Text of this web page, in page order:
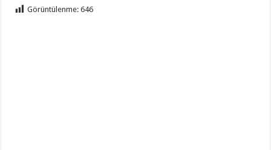
Görüntülenme: 646